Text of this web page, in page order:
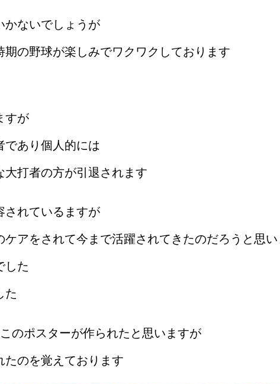
かないでしょうが
の野球が楽しみでワクワクしております
すが
であり個人的には
打者の方が引退されます
されているますが
ケアをされて今まで活躍されてきたのだろうと思
した
た
のポスターが作られたと思いますが
たのを覚えております